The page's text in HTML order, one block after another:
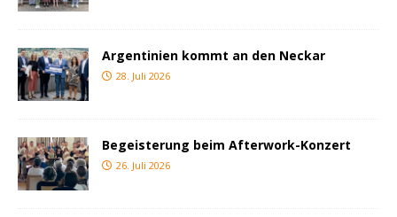
Argentinien kommt an den Neckar
28. Juli 2026
Begeisterung beim Afterwork-Konzert
26. Juli 2026